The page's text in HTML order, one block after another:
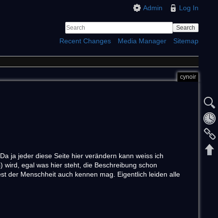
Admin Log In
Search
Recent Changes Media Manager Sitemap
cynoir
ja jeder diese Seite hier verändern kann weiss ich
egal was hier steht, die Beschreibung schon
der Menschheit auch kennen mag. Eigentlich leiden alle